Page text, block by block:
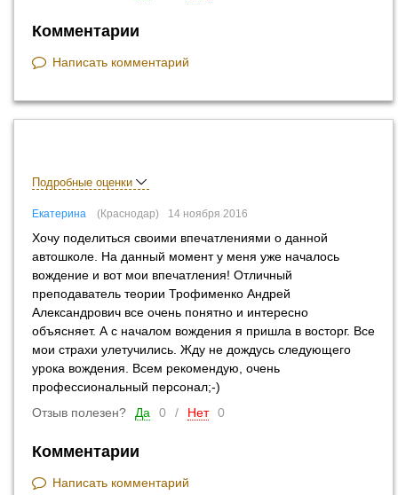
Комментарии
Написать комментарий
Подробные оценки
Екатерина Краснодар 14 ноября 2016
Хочу поделиться своими впечатлениями о данной
автошколе. На данный момент у меня уже началось
вождение и вот мои впечатления! Отличный
преподаватель теории Трофименко Андрей
Александрович все очень понятно и интересно
объясняет. А с началом вождения я пришла в восторг. Все
мои страхи улетучились. Жду не дождусь следующего
урока вождения. Всем рекомендую, очень
профессиональный персонал;-)
Отзыв полезен?
Да 0 / Нет 0
Комментарии
Написать комментарий